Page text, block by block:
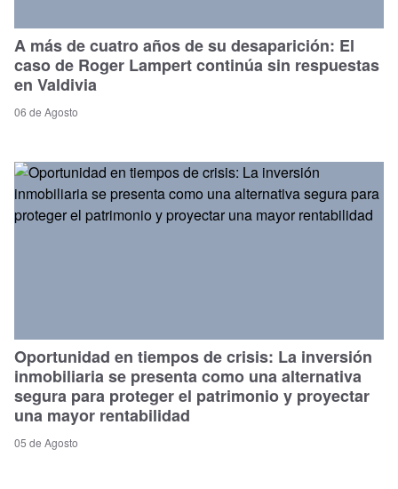
A más de cuatro años de su desaparición: El
caso de Roger Lampert continúa sin respuestas
en Valdivia
06 de Agosto
Oportunidad en tiempos de crisis: La inversión
inmobiliaria se presenta como una alternativa
segura para proteger el patrimonio y proyectar
una mayor rentabilidad
05 de Agosto